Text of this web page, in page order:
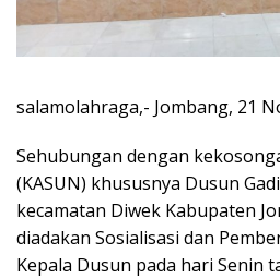
salamolahraga,- Jombang, 21
Sehubungan dengan
(KASUN) khususnya Dusun
kecamatan Diwek Kabupaten
diadakan Sosialisasi dan
Kepala Dusun pada hari Senin